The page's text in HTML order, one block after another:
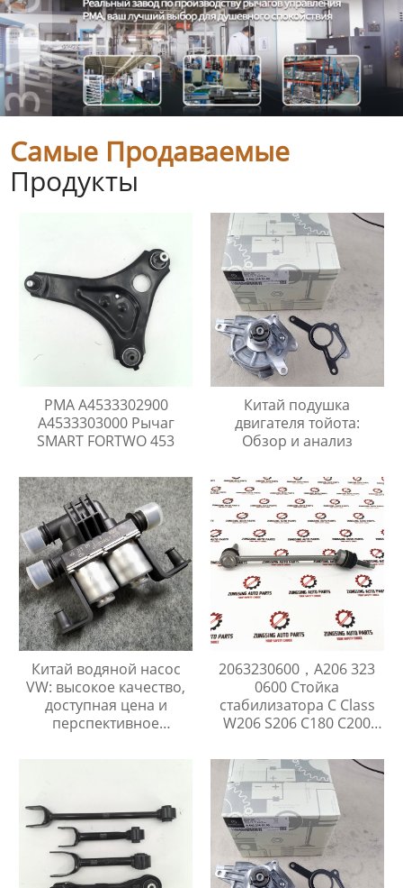
Самые Продаваемые
Продукты
PMA A4533302900
A4533303000 Рычаг
SMART FORTWO 453
Китай подушка
двигателя тойота:
Обзор и анализ
Китай водяной насос
VW: высокое качество,
доступная цена и
перспективное
2063230600，A206 323
0600 Стойка
стабилизатора C Class
W206 S206 C180 C200